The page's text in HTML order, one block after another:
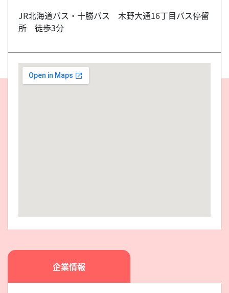
JR北海道バス・十勝バス 木野大通16丁目バス停留
所 徒歩3分
企業情報